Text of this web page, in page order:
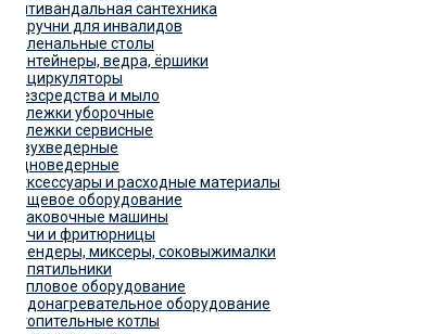
Антивандальная сантехника
Поручни для инвалидов
Пеленальные столы
Контейнеры, ведра, ёршики
Рециркуляторы
Дезсредства и мыло
Тележки уборочные
Тележки сервисные
Двухведерные
Одноведерные
Акксессуары и расходные материалы
Пищевое оборудование
Упаковочные машины
Печи и фритюрницы
Блендеры, миксеры, соковыжималки
Кипятильники
Тепловое оборудование
Водонагревательное оборудование
Отопительные котлы